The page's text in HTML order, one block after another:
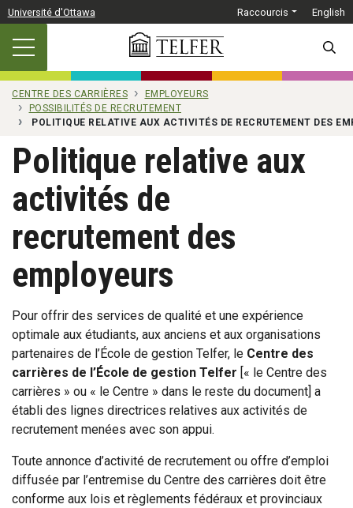
Passer au contenu principal
Université d'Ottawa Raccourcis English
CENTRE DES CARRIÈRES
EMPLOYEURS
POSSIBILITÉS DE RECRUTEMENT
POLITIQUE RELATIVE AUX ACTIVITÉS DE RECRUTEMENT DES
Politique relative aux
activités de
recrutement des
employeurs
Pour offrir des services de qualité et une expérience
optimale aux étudiants, aux anciens et aux organisations
partenaires de l’École de gestion Telfer, le Centre des
carrières de l’École de gestion Telfer [« le Centre des
carrières » ou « le Centre » dans le reste du document] a
établi des lignes directrices relatives aux activités de
recrutement menées avec son appui.
Toute annonce d’activité de recrutement ou offre d’emploi
diffusée par l’entremise du Centre des carrières doit être
conforme aux lois et règlements fédéraux et provinciaux